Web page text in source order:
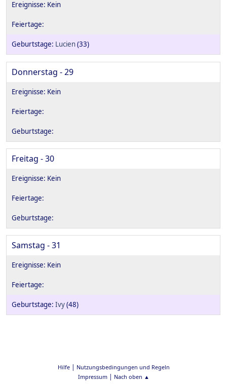
Lucien(33)
Donnerstag - 29
Freitag - 30
Samstag - 31
Ivy(48)
Hilfe| Nutzungsbedingungen und Regeln
Impressum| Nach oben ▲